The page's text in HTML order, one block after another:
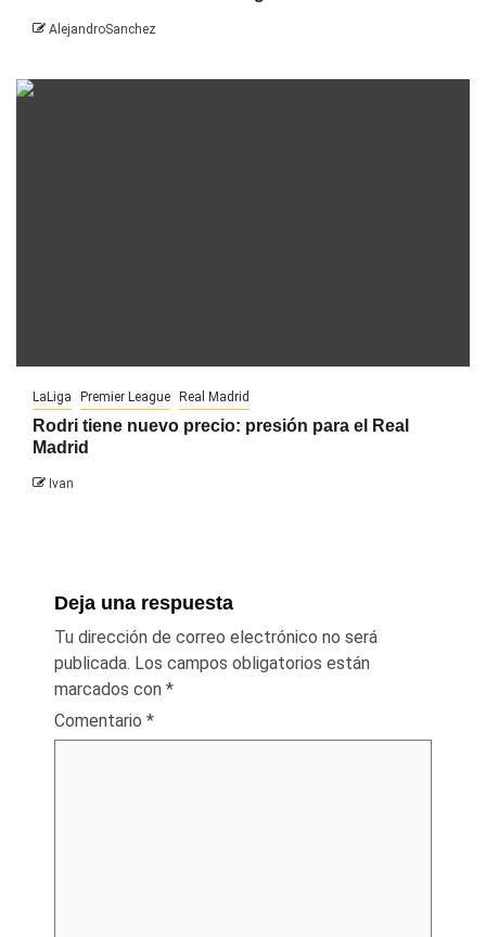
AlejandroSanchez
LaLiga Premier League Real Madrid
Rodri tiene nuevo precio: presión para el Real
Madrid
Ivan
Deja una respuesta
Tu dirección de correo electrónico no será
publicada. Los campos obligatorios están
marcados con *
Comentario *